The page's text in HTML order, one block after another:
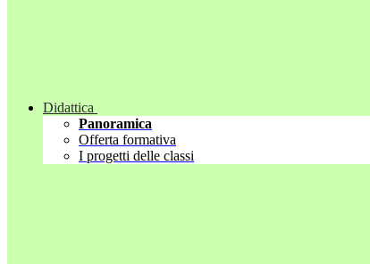
Didattica
Panoramica
Offerta formativa
I progetti delle classi